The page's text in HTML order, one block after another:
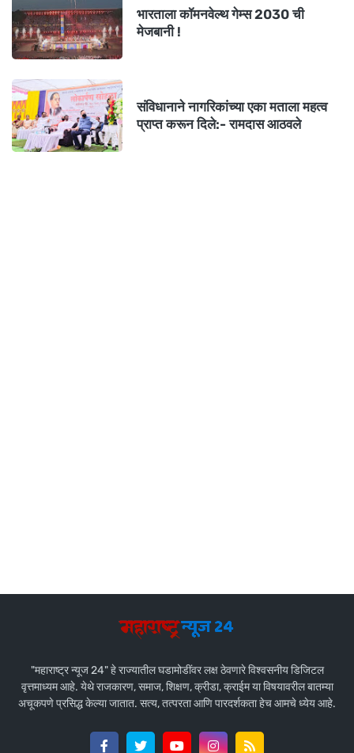
भारताला कॉमनवेल्थ गेम्स 2030 ची
मेजबानी !
संविधानाने नागरिकांच्या एका मताला महत्व
प्राप्त करून दिले:- रामदास आठवले
"महाराष्ट्र न्यूज 24" हे राज्यातील घडामोडींवर लक्ष ठेवणारे विश्वसनीय डिजिटल
वृत्तमाध्यम आहे. येथे राजकारण, समाज, शिक्षण, क्रीडा, क्राईम या विषयावरील बातम्या
अचूकपणे प्रसिद्ध केल्या जातात. सत्य, तत्परता आणि पारदर्शकता हेच आमचे ध्येय आहे.